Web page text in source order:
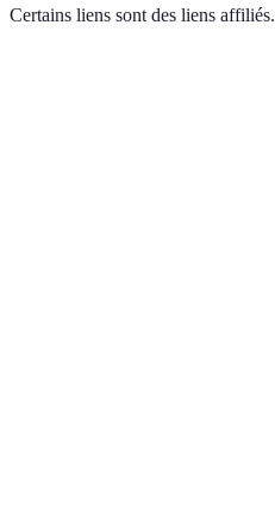
Certains liens sont des liens affiliés.